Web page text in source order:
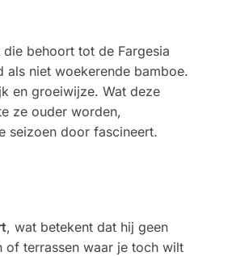
behoort tot de Fargesia
niet woekerende bamboe.
en groeiwijze. Wat deze
ze ouder worden,
seizoen door fascineert.
, wat betekent dat hij geen
of terrassen waar je toch wilt